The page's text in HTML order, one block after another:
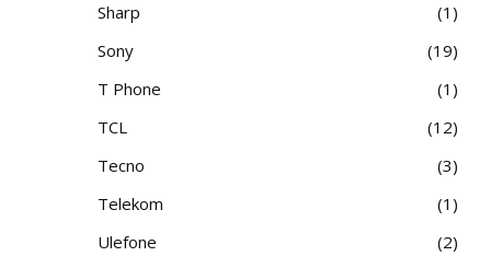
Sharp
1
Sony
19
T Phone
1
TCL
12
Tecno
3
Telekom
1
Ulefone
2